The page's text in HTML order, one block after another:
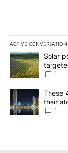
ACTIVE
The following is a
A trending article
Solar
News 8
1
A trendingThese
their
1